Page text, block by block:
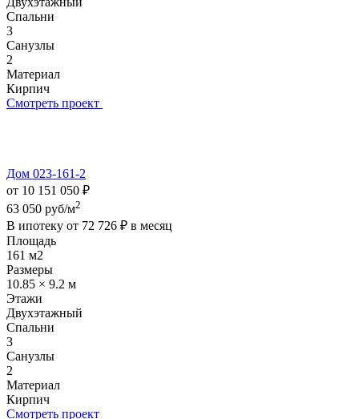
Спальни
3
Санузлы
2
Материал
Кирпич
Смотреть проект
Дом 023-161-2
от 10 151 050 ₽
63 050 руб/м2
В ипотеку от 72 726 ₽ в месяц
Площадь
161 м2
Размеры
10.85 × 9.2 м
Этажи
Двухэтажный
Спальни
3
Санузлы
2
Материал
Кирпич
Смотреть проект